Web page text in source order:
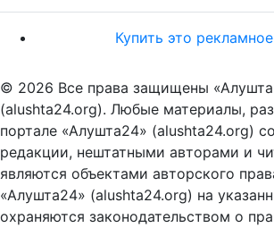
Купить это
© 2026 Все права защищены
(alushta24.org). Любые материалы,
портале «Алушта24» (alushta24.org)
редакции, нештатными авторами и
являются объектами авторского
«Алушта24» (alushta24.org) на
охраняются законодательством о